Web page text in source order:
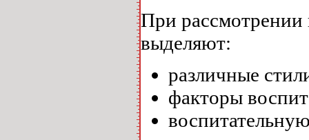
При рассмотрении
выделяют:
различные
факторы